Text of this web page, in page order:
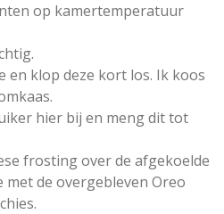
op kamertemperatuur
en klop deze kort los. Ik koos
hier bij en meng dit tot
frosting over de afgekoelde
met de overgebleven Oreo